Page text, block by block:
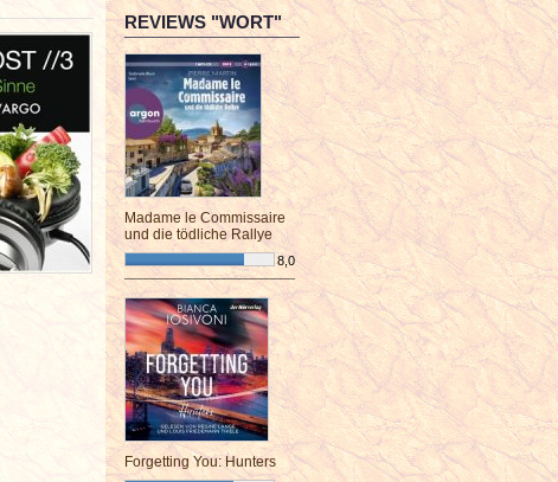
REVIEWS "WORT"
Madame le Commissaire
und die tödliche Rallye
8,0
¯¯¯¯¯¯¯¯¯¯¯¯¯¯¯¯¯¯¯¯¯¯¯¯
Forgetting You: Hunters